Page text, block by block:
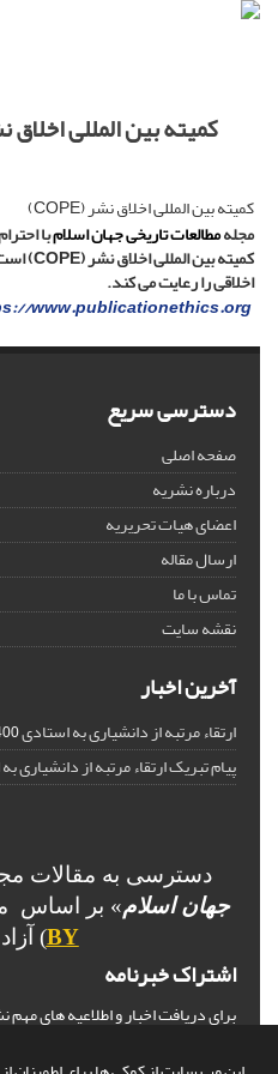
کمیته بین المللی اخلاق
کمیته بین المللی اخلاق نشر (COPE)
مجلهمطالعات تاریخی جهان اسلامبا
کمیته بین المللی اخلاق نشر(COPE)
اخلاقی را رعایت می کند.
www.publicationethics.org
دسترسی سریع
صفحه اصلی
درباره نشریه
اعضای هیات تحریریه
ارسال مقاله
تماس با ما
نقشه سایت
آخرین اخبار
ارتقاء مرتبه از دانشیاری به استادی04
پیام تبریک ارتقاء مرتبه از دانشیاری
دسترسی به مقالات
جهان اسلام» بر اساس
BY
)
اشتراک خبرنامه
برای دریافت اخبار و اطلاعیه های